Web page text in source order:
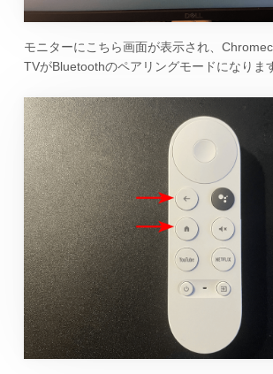
モニターにこちら画面が表示され、
TVがBluetoothのペアリングモードになりま